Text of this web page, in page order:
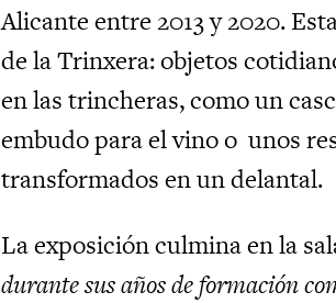
Alicante entre 2013 y 2020.
de la Trinxera: objetos
en las trincheras, como un
embudo para el vino o unos
transformados en un delantal.
La exposición culmina en la
durante sus años de formación